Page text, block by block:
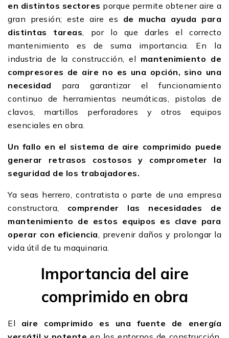
en distintos sectores porque permite obtener aire a
gran presión; este aire es de mucha ayuda para
distintas tareas, por lo que darles el correcto
mantenimiento es de suma importancia. En la
industria de la construcción, el mantenimiento de
compresores de aire no es una opción, sino una
necesidad para garantizar el funcionamiento
continuo de herramientas neumáticas, pistolas de
clavos, martillos perforadores y otros equipos
esenciales en obra.
Un fallo en el sistema de aire comprimido puede
generar retrasos costosos y comprometer la
seguridad de los trabajadores.
Ya seas herrero, contratista o parte de una empresa
constructora, comprender las necesidades de
mantenimiento de estos equipos es clave para
operar con eficiencia, prevenir daños y prolongar la
vida útil de tu maquinaria.
Importancia del aire
comprimido en obra
El aire comprimido
es una fuente de energía